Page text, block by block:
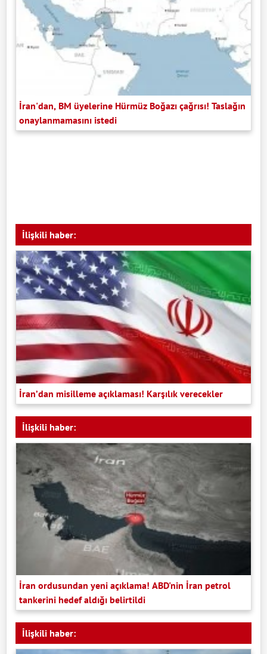
İran'dan, BM üyelerine Hürmüz Boğazı çağrısı! Taslağın
onaylanmamasını istedi
İlişkili haber:
İran’dan misilleme açıklaması! Karşılık verecekler
İlişkili haber:
İran ordusundan yeni açıklama! ABD'nin İran petrol
tankerini hedef aldığı belirtildi
İlişkili haber: